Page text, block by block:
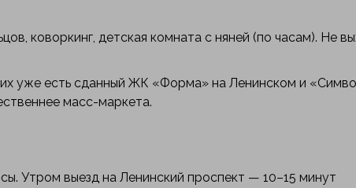
коворкинг, детская комната с няней (по часам). Не
уже есть сданный ЖК «Форма» на Ленинском и
масс-маркета.
Утром выезд на Ленинский проспект — 10–15 минут